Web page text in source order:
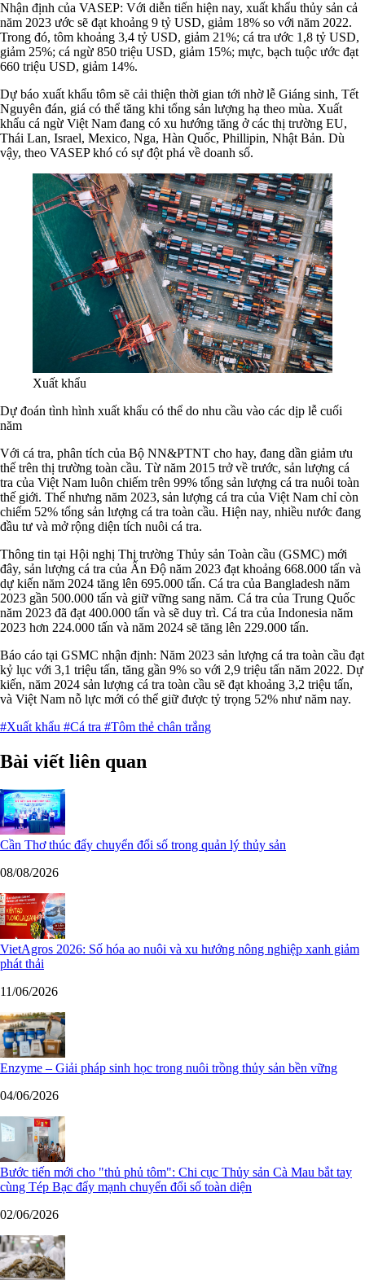
Nhận định của VASEP: Với diễn tiến hiện nay, xuất khẩu thủy sản cả
năm 2023 ước sẽ đạt khoảng 9 tỷ USD, giảm 18% so với năm 2022.
Trong đó, tôm khoảng 3,4 tỷ USD, giảm 21%; cá tra ước 1,8 tỷ USD,
giảm 25%; cá ngừ 850 triệu USD, giảm 15%; mực, bạch tuộc ước đạt
660 triệu USD, giảm 14%.
Dự báo xuất khẩu tôm ​​sẽ cải thiện thời gian tới nhờ lễ Giáng sinh, Tết
Nguyên đán, giá có thể tăng khi tổng sản lượng hạ theo mùa. Xuất
khẩu cá ngừ Việt Nam đang có xu hướng tăng ở các thị trường EU,
Thái Lan, Israel, Mexico, Nga, Hàn Quốc, Phillipin, Nhật Bản. Dù
vậy, theo VASEP khó có sự đột phá về doanh số.
Xuất khẩu
Dự đoán tình hình xuất khẩu có thể do nhu cầu vào các dịp lễ cuối
năm
Với cá tra, phân tích của Bộ NN&PTNT cho hay, đang dần giảm ưu
thế trên thị trường toàn cầu. Từ năm 2015 trở về trước, sản lượng cá
tra của Việt Nam luôn chiếm trên 99% tổng sản lượng cá tra nuôi toàn
thế giới. Thế nhưng năm 2023, sản lượng cá tra của Việt Nam chỉ còn
chiếm 52% tổng sản lượng cá tra toàn cầu. Hiện nay, nhiều nước đang
đầu tư và mở rộng diện tích nuôi cá tra.
Thông tin tại Hội nghị Thị trường Thủy sản Toàn cầu (GSMC) mới
đây, sản lượng cá tra của Ấn Độ năm 2023 đạt khoảng 668.000 tấn và
dự kiến năm 2024 tăng lên 695.000 tấn. Cá tra của Bangladesh năm
2023 gần 500.000 tấn và giữ vững sang năm. Cá tra của Trung Quốc
năm 2023 đã đạt 400.000 tấn và sẽ duy trì. Cá tra của Indonesia năm
2023 hơn 224.000 tấn và năm 2024 sẽ tăng lên 229.000 tấn.
Báo cáo tại GSMC nhận định: Năm 2023 sản lượng cá tra toàn cầu đạt
kỷ lục với 3,1 triệu tấn, tăng gần 9% so với 2,9 triệu tấn năm 2022. Dự
kiến, năm 2024 sản lượng cá tra toàn cầu sẽ đạt khoảng 3,2 triệu tấn,
và Việt Nam nỗ lực mới có thể giữ được tỷ trọng 52% như năm nay.
#Xuất khẩu #Cá tra #Tôm thẻ chân trắng
Bài viết liên quan
Cần Thơ thúc đẩy chuyển đổi số trong quản lý thủy sản
08/08/2026
VietAgros 2026: Số hóa ao nuôi và xu hướng nông nghiệp xanh giảm
phát thải
11/06/2026
Enzyme – Giải pháp sinh học trong nuôi trồng thủy sản bền vững
04/06/2026
Bước tiến mới cho "thủ phủ tôm": Chi cục Thủy sản Cà Mau bắt tay
cùng Tép Bạc đẩy mạnh chuyển đổi số toàn diện
02/06/2026